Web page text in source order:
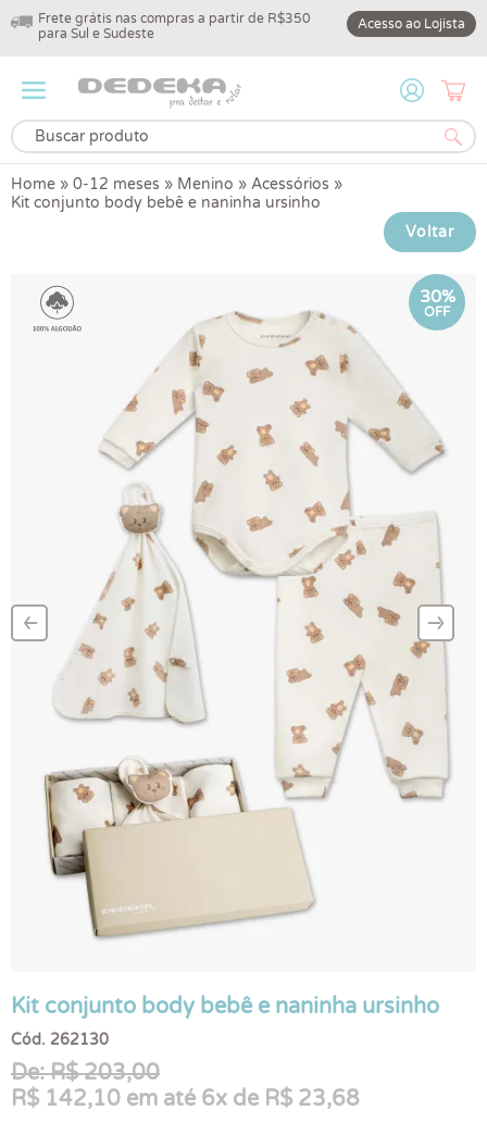
Frete grátis nas compras a partir de R$350
para Sul e Sudeste
10% off na
DEDEKA10
Acesso ao Lojista
Home » 0-12 meses » Menino » Acessórios »
Kit conjunto body bebê e naninha ursinho
Voltar
30%
OFF
–
‹ –
›
Kit conjunto body bebê e naninha ursinho
Cód. 262130
De: R$ 203,00
R$ 142,10 em até 6x de R$ 23,68